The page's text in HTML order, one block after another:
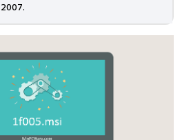
2007.